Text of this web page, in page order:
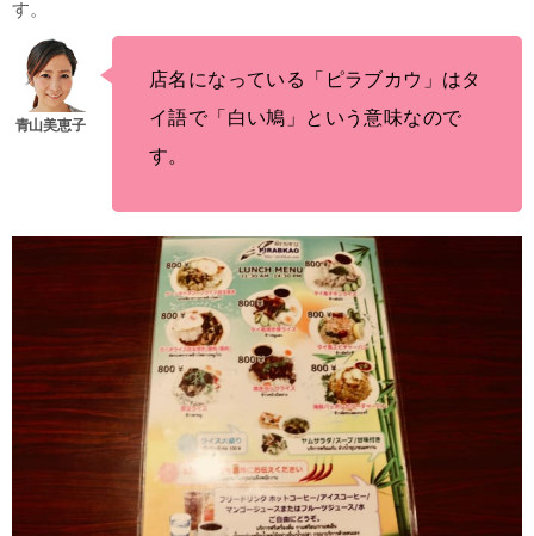
す。
店名になっている「ピラブカウ」はタ
イ語で「白い鳩」という意味なので
す。